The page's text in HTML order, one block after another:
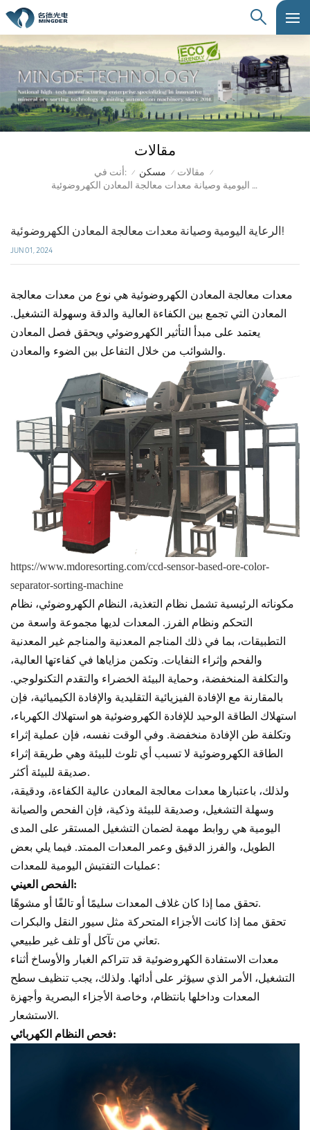
مقالات
أنت في: / مسكن / مقالات /
الرعاية اليومية وصيانة معدات معالجة المعادن الكهروضوئية!
الرعاية اليومية وصيانة معدات معالجة المعادن الكهروضوئية!
JUN 01, 2024
معدات معالجة المعادن الكهروضوئية هي نوع من معدات معالجة
المعادن التي تجمع بين الكفاءة العالية والدقة وسهولة التشغيل.
يعتمد على مبدأ التأثير الكهروضوئي ويحقق فصل المعادن
والشوائب من خلال التفاعل بين الضوء والمعادن.
https://www.mdoresorting.com/ccd-sensor-based-ore-color-
separator-sorting-machine
مكوناته الرئيسية تشمل نظام التغذية، النظام الكهروضوئي، نظام
التحكم ونظام الفرز. المعدات لديها مجموعة واسعة من
التطبيقات، بما في ذلك المناجم المعدنية والمناجم غير المعدنية
والفحم وإثراء النفايات. وتكمن مزاياها في كفاءتها العالية،
والتكلفة المنخفضة، وحماية البيئة الخضراء والتقدم التكنولوجي.
بالمقارنة مع الإفادة الفيزيائية التقليدية والإفادة الكيميائية، فإن
استهلاك الطاقة الوحيد للإفادة الكهروضوئية هو استهلاك الكهرباء،
وتكلفة طن الإفادة منخفضة. وفي الوقت نفسه، فإن عملية إثراء
الطاقة الكهروضوئية لا تسبب أي تلوث للبيئة وهي طريقة إثراء
صديقة للبيئة أكثر.
ولذلك، باعتبارها معدات معالجة المعادن عالية الكفاءة، ودقيقة،
وسهلة التشغيل، وصديقة للبيئة وذكية، فإن الفحص والصيانة
اليومية هي روابط مهمة لضمان التشغيل المستقر على المدى
الطويل، والفرز الدقيق وعمر المعدات الممتد. فيما يلي بعض
عمليات التفتيش اليومية للمعدات:
الفحص العيني:
تحقق مما إذا كان غلاف المعدات سليمًا أو تالفًا أو مشوهًا.
تحقق مما إذا كانت الأجزاء المتحركة مثل سيور النقل والبكرات
تعاني من تآكل أو تلف غير طبيعي.
معدات الاستفادة الكهروضوئية قد تتراكم الغبار والأوساخ أثناء
التشغيل، الأمر الذي سيؤثر على أدائها. ولذلك، يجب تنظيف سطح
المعدات وداخلها بانتظام، وخاصة الأجزاء البصرية وأجهزة
الاستشعار.
فحص النظام الكهربائي: